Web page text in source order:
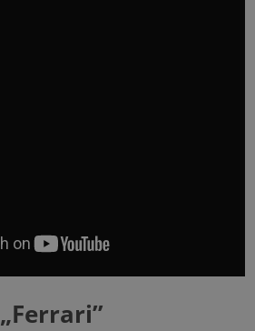
„Ferrari”